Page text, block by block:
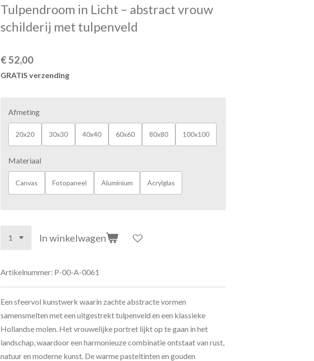
Tulpendroom in Licht – abstract vrouw
schilderij met tulpenveld
€ 52,00
GRATIS verzending
Afmeting
20x20 30x30 40x40 60x60 80x80 100x100
Materiaal
Canvas Fotopaneel Aluminium Acrylglas
In winkelwagen
Artikelnummer: P-00-A-0061
Een sfeervol kunstwerk waarin zachte abstracte vormen
samensmelten met een uitgestrekt tulpenveld en een klassieke
Hollandse molen. Het vrouwelijke portret lijkt op te gaan in het
landschap, waardoor een harmonieuze combinatie ontstaat van rust,
natuur en moderne kunst. De warme pasteltinten en gouden